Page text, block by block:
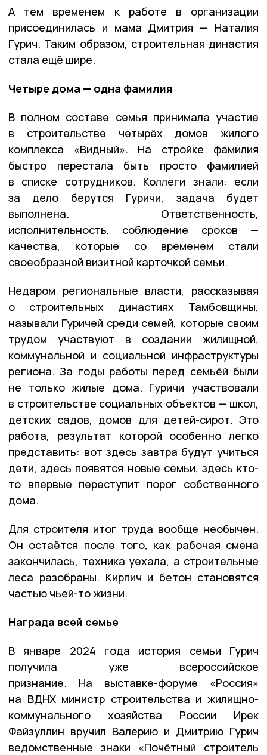
А тем временем к работе в организации
присоединилась и мама Дмитрия — Наталия
Гурич. Таким образом, строительная династия
стала ещё шире.
Четыре дома — одна фамилия
В полном составе семья принимала участие
в строительстве четырёх домов жилого
комплекса «Видный». На стройке фамилия
быстро перестала быть просто фамилией
в списке сотрудников. Коллеги знали: если
за дело берутся Гуричи, задача будет
выполнена. Ответственность,
исполнительность, соблюдение сроков —
качества, которые со временем стали
своеобразной визитной карточкой семьи.
Недаром региональные власти, рассказывая
о строительных династиях Тамбовщины,
называли Гуричей среди семей, которые своим
трудом участвуют в создании жилищной,
коммунальной и социальной инфраструктуры
региона. За годы работы перед семьёй были
не только жилые дома. Гуричи участвовали
в строительстве социальных объектов — школ,
детских садов, домов для детей-сирот. Это
работа, результат которой особенно легко
представить: вот здесь завтра будут учиться
дети, здесь появятся новые семьи, здесь кто-
то впервые переступит порог собственного
дома.
Для строителя итог труда вообще необычен.
Он остаётся после того, как рабочая смена
закончилась, техника уехала, а строительные
леса разобраны. Кирпич и бетон становятся
частью чьей-то жизни.
Награда всей семье
В январе 2024 года история семьи Гурич
получила уже всероссийское
признание. На выставке-форуме «Россия»
на ВДНХ министр строительства и жилищно-
коммунального хозяйства России Ирек
Файзуллин вручил Валерию и Дмитрию Гурич
ведомственные знаки «Почётный строитель